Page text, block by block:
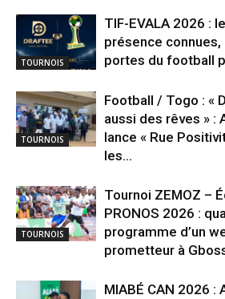
TOURNOIS
TIF-EVALA 2026 :
présence connues,
portes du football
TOURNOIS
Football / Togo : «
aussi des rêves » :
lance « Rue
les...
TOURNOIS
Tournoi ZEMOZ –
PRONOS 2026 :
programme d’un
prometteur à
MIABÉ CAN 2026 :